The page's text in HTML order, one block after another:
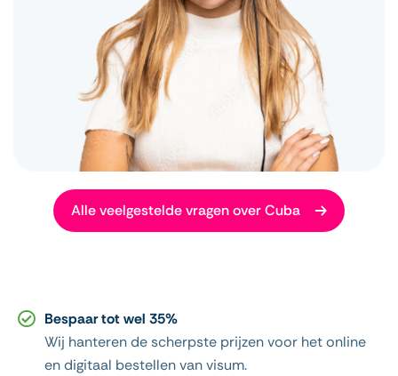
Alle veelgestelde vragen over Cuba
Bespaar tot wel 35%
Wij hanteren de scherpste prijzen voor het online
en digitaal bestellen van visum.